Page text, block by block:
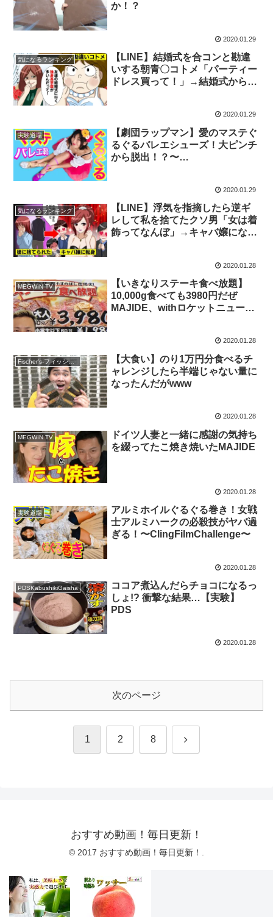
か！？
2020.01.29
気になるランキング
【LINE】結婚式を合コンと勘違
いする朝青〇コトメ「パーティー
ドレス買って！」→結婚式から帰
2020.01.29
実験道場
【劇団ラップマン】愛のマステぐ
るぐるバレエシューズ！大ピンチ
から脱出！？〜
2020.01.29
気になるランキング
【LINE】浮気を指摘したら逆ギ
レして私を捨てたクソ男「女は着
飾ってなんぼ」→キャバ嬢になっ
2020.01.28
MEGWIN TV
【いきなりステーキ食べ放題】
10,000g食べても3980円だぜ
MAJIDE、withロケットニュース
2020.01.28
Fischer's-フィッシャーズ-
【大食い】のり1万円分食べるチ
ャレンジしたら半端じゃない量に
なったんだがwww
2020.01.28
MEGWIN TV
ドイツ人妻と一緒に感謝の気持ち
を綴ってたこ焼き焼いたMAJIDE
2020.01.28
実験道場
アルミホイルぐるぐる巻き！女戦
士アルミハークの必殺技がヤバ過
ぎる！〜ClingFilmChallenge〜
2020.01.28
PDSKabushikiGaisha
ココア煮込んだらチョコになるっ
しょ!? 衝撃な結果…【実験】
PDS
2020.01.28
次のページ
1 2 8 次
おすすめ動画！毎日更新！
© 2017 おすすめ動画！毎日更新！.